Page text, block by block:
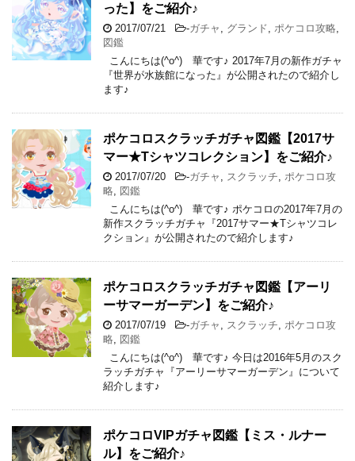
った】をご紹介♪
2017/07/21 -ガチャ グランド ポケコロ攻略
図鑑
こんにちは(^o^) 華です♪ 2017年7月の新作ガチャ
『世界が水族館になった』が公開されたので紹介し
ます♪
ポケコロスクラッチガチャ図鑑【2017サ
マー★Tシャツコレクション】をご紹介♪
2017/07/20 -ガチャ スクラッチ
ポケコロ攻
略
図鑑
こんにちは(^o^) 華です♪ ポケコロの2017年7月の
新作スクラッチガチャ『2017サマー★Tシャツコレ
クション』が公開されたので紹介します♪
ポケコロスクラッチガチャ図鑑【アーリ
ーサマーガーデン】をご紹介♪
2017/07/19 -ガチャ スクラッチ
ポケコロ攻
略
図鑑
こんにちは(^o^) 華です♪ 今日は2016年5月のスク
ラッチガチャ『アーリーサマーガーデン』について
紹介します♪
ポケコロVIPガチャ図鑑【ミス・ルナー
ル】をご紹介♪